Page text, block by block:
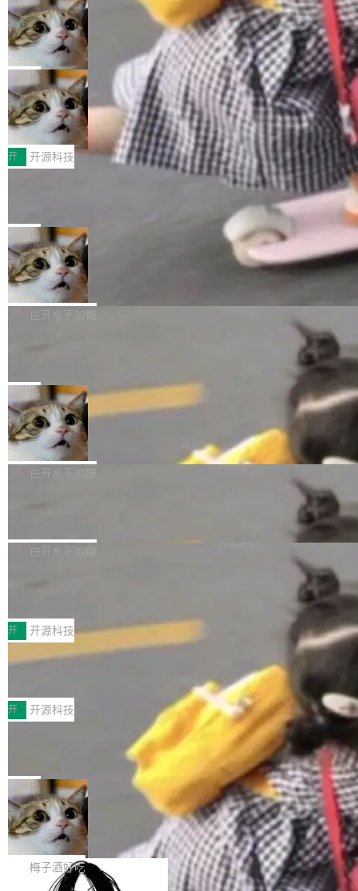
现实 过去两年，CIO们的焦虑清单上多了两项：
一是如何让大模型和智能体应用安全地从PoC走
向生产，二是如何让测试团队跟得上AI应用...
设置，如果用布尔值 + 可空字段来表示——bool
ean 表示是否可切换，nullable 的默认模式、浅
色方案、深色方案——会产生大量无意义的组
合。方案缺了、配置冲突了、全 null 了。要知道
哪些组合有效，作者说，你得靠"文档、校验、或
者部落知识"。 换个写法。Rust 的 enum，两个
变体：Switchable...
个"AI 知识库 + 聊天机器人"——每个大厂都在
做，没什么新鲜的。 但 Kenton Varda 在 Twitte
r 上把事情说清楚了： 今天我们发布了 Cloudfla
re OS，一个带连接器的聊天机器人，跟其他所
有科技公司做的一样。只不过，实际上它不一
样。这是 Sandstorm.io 的重制版，我十年前的
那个创业公司。不同的是，这次它构建在 Cloudf
lare Workers 上——我花了九年时间搭建的平台
——并且深度集成了 AI。这基本上是我十年秘密
Deno 团队开源 Celld，可自托管的分
布式 Durable Objects
Ryan Dahl 领导的 Deno 团队推出了最新开源项
目 Celld，一个能在自己机器上运行 Cloudflare
Workers 和 Durable Objects 的守护进程。 设
计思路很直接：每个对象是一个独立的 SQLite
数据库，按名称寻址，复制到你自己的 S3 兼容
存储库里。节点之间只通过这个存储库协调——
没有控制平面，没有共识协议。每个对象自带一
个小型数据库，应用天然按分片构建，单个数据
库的竞争和爆炸半径问题在设计层面就被消除
了。 闲置的 cell 会休眠到几乎不占资源。当 cel
l 迁移或唤醒时，新宿主从 S3 恢复 SQLite 数据
库继续执行。存储库是持久化的唯一真相...
局
鲁大师7月新机性能/流畅/AI榜：vivo夺
性能、流畅双第一，三星Galaxy Z系列
新折叠缺席
2026年7月的手机市场，由于存储等硬件成本暴
增，手机厂商的日子也不好过啊，新机速度明显
放缓，因此硝烟味淡了许多。新机参数规格除开
高价的三星折叠（三星Galaxy Z Fold8 Ultra / Z
Fold8 / Z Flip8）外，其余要么是中低端机器，
例如iQOO Z11i、REDMI Note 17、REDMI No
te 17 Pro、OPPO K15，要么是vivo X300 E这
样的次旗舰。 Galaxy Z Fold8 Ultra / Z Fold8 /
Z Flip8三款折叠屏新机均在7月22日发布，且全
部搭载骁龙8 Elite Gen5 for Galaxy，它们本该
开 开源科技
Zed 编辑器团队发布了新项目——DeltaDB，一
个在 git commit 之间记录每一次编辑操作的版
本控制系统。目前处于 Early Access 阶段。 De
ltaDB 的核心思路直接写在 landing page 最显
眼的位置：「Software is made between com
mits」——软件是在 commit 之间写出来的。git
是把这段空隙补上。 回退到任何一次编辑：Delt
aDB 捕获 commit 之间的每一次操作，...
局
SpaceXAI 单季资本开支达 183 亿美元
根据风险投资人Tomer Tunguz 博客（VC 分
析）披露的最新分析与第二季度业绩报告，Spac
微软同期总资本开支的四成。 与亚马逊、Alpha
bet、微软以及 Meta 等传统科技巨头相比，Spa
ceXAI的资金消耗速度尤为引人瞩目。然而，支
撑庞大支出的资金来源却呈现出截然不同的面
貌。数据显示，微软和 Meta 主要依托充沛的经
白开水不加糖
一个在终端里运行的编程 agent；Muse Spark
1.2，驱动这个 agent 的新模型。一句话概括：
你可以用 curl -fsSL https://dev.meta.ai/install.
sh | bash 安装一个能在大项目里自动规划、写
代码、验证结果的 AI 终端工具。 据介绍，Muse
个主 agent 循环，外加一组后台 agent。这些后
局
美团开源 LoHoSearch，用知识图谱校
准 AI 能力认知
机器出题的前提，是让机器拥有全局视野。整个
构建流程可以分为四个环节：建图 → 控制难度
白开水不加糖
库，并将作为transport接入Mooncake TENT。
MPComm将作为一种传输引擎接入Mooncake T
ENT，实现零拷贝传输性能提升30%、非零拷贝
传输性能最高提升5倍。UCL-MPComm底层基
于自研UCL-Engine通信引擎，后续腾讯网平将
持续开源更多基于UCL-Engine的高性能通信组
件。 腾讯网平团队在UCL-MPComm中实现了一
个独立于业务线程的全局通信引擎（Engine），
白开水不加糖
型案例入选名单》，深信服“面向企业研发场景的
开源 AI 编程平台 CoStrict 应用”凭借卓越的技术
创新与落地成效成功入选。 全链路私有化部署，
助力企业AI研发安全落地 当前，越来越多企业已
经开始引入 AI Coding 工具，通过调用公有云模
型或企业内部部署模型提升研发效率。但随着 AI
Coding 从个人辅助工具逐步走向团队级、组织
级应用，企业在规模化落地过程中，对安全性、
可控性和代码质量提出了更高要求。 首先是数据
安全与合规要求。对于大多数普通研发场景，公
有云模型能够满足快速试用和效率提升的需求。
但对于金融、能源、医疗等对数据安全要求较...
开 开源科技
深信服AI算力网关入选工信部人工智能
前不久，工业和信息化部正式发布《2025年人工
智能应用典型案例名单》，集中展示人工智能在
各领域的应用成果，覆盖技术底座、行业赋能、
产品应用、支撑保障、专题等五大方向。深信服
AI算力网关（AI创新平台）成功入选！ 随着各行
各业的Agent走向规模化建设，算力构成形态逐
渐丰富，用户关注的重点也在发生变化：不只是
让AI用起来，还要进一步看清混合算力时代下，
Token花在哪里、算力是否被充分利用，以及持
续增长的AI成本该如何优化。 深信服AI算力网关
正是围绕这些实际问题，从Token治理和成本治
开 开源科技
Jeff Dean 离开 Google：一个时代的结
束，一个实验室的开始
Google 员工编号 20。MapReduce 作者之一。
Bigtable 作者之一。TensorFlow 的作者之一。
Gemini 的架构师。Google 首席科学家。 Jeff D
ean 在 Google 工作了 27 年后，宣布离职。 他
不是一个人走。一同离开的还有 Sanjay Ghema
wat（Google 员工编号 23，Jeff Dean 二十多
年的编程搭档，MapReduce 和 Bigtable 的共同
局
🔥 SolonCode v2026.8.4 发布：界面
字体可调、22 种语言、记忆搜索增强
打开终端就能上岗的全中文编码智能体，这一轮
把「看得清、用母语、记得住」三件事一次补
齐。 SolonCode 是什么 SolonCode 是杭州无
梅子酒好吃